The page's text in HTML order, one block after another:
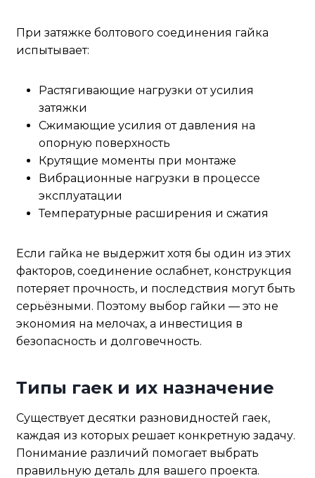
При затяжке болтового соединения гайка
испытывает:
Растягивающие нагрузки от усилия
затяжки
Сжимающие усилия от давления на
опорную поверхность
Крутящие моменты при монтаже
Вибрационные нагрузки в процессе
эксплуатации
Температурные расширения и сжатия
Если гайка не выдержит хотя бы один из этих
факторов, соединение ослабнет, конструкция
потеряет прочность, и последствия могут быть
серьёзными. Поэтому выбор гайки — это не
экономия на мелочах, а инвестиция в
безопасность и долговечность.
Типы гаек и их назначение
Существует десятки разновидностей гаек,
каждая из которых решает конкретную задачу.
Понимание различий помогает выбрать
правильную деталь для вашего проекта.